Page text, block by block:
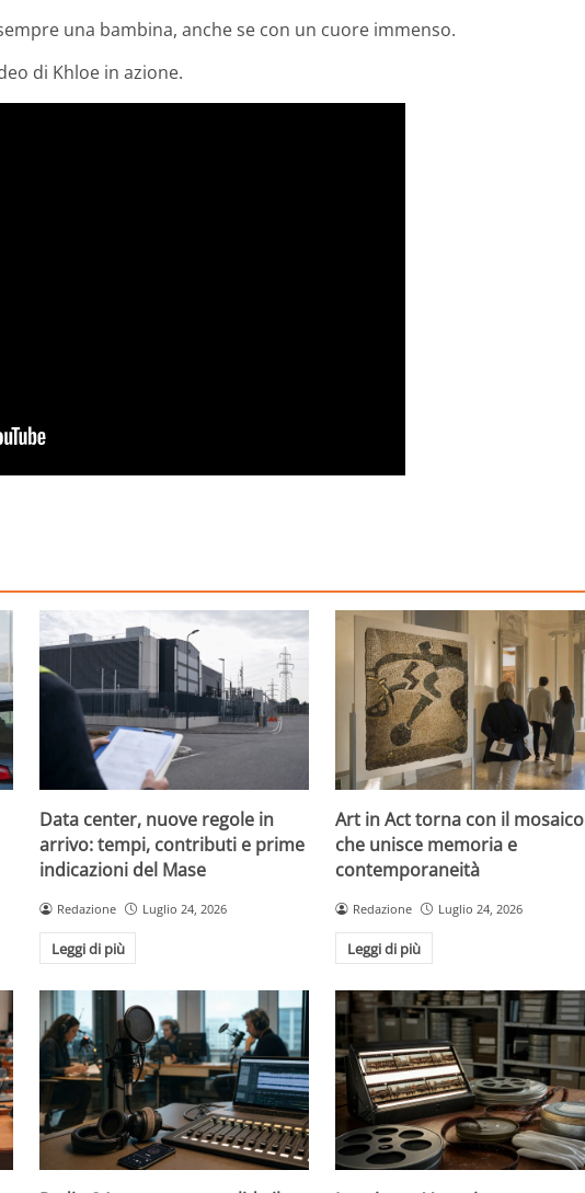
una bambina, anche se con un cuore immenso.
di Khloe in azione.
Data center, nuove regole in
arrivo: tempi, contributi e prime
indicazioni del Mase
Redazione Luglio 24, 2026
Leggi di più
Art in Act torna con il mosaico
che unisce memoria e
contemporaneità
Redazione Luglio 24, 2026
Leggi di più